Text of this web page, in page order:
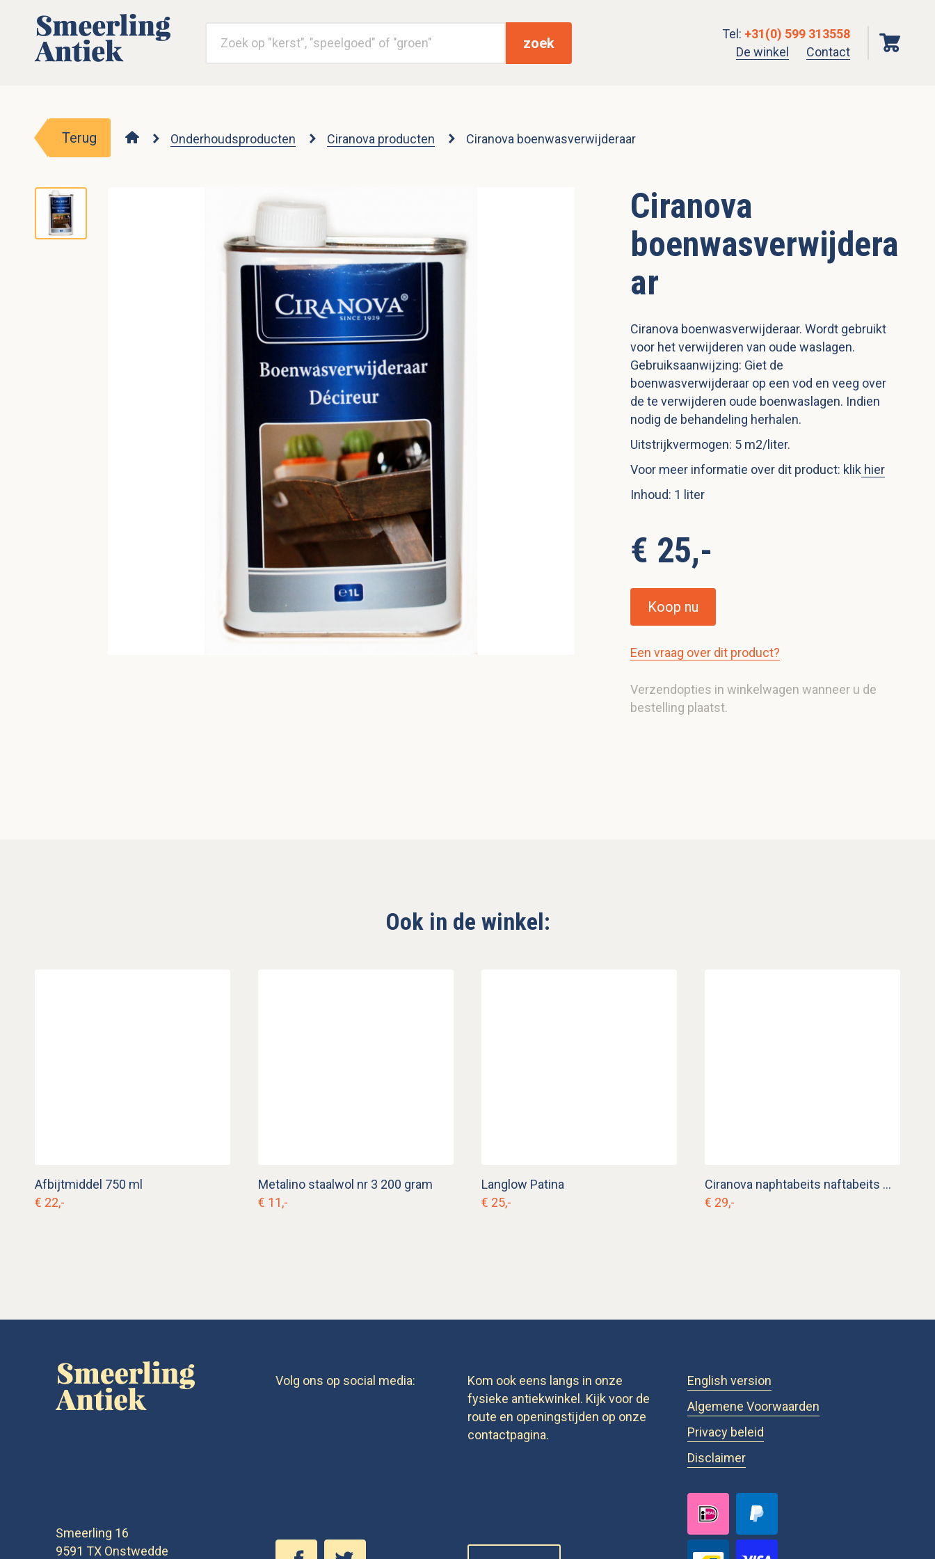
zoek
Tel: +31(0) 599 313558
De winkel
Contact
Terug Onderhoudsproducten Ciranova producten Ciranova boenwasverwijderaar
Ciranova
boenwasverwijdera
ar
Ciranova boenwasverwijderaar. Wordt gebruikt
voor het verwijderen van oude waslagen.
Gebruiksaanwijzing: Giet de
boenwasverwijderaar op een vod en veeg over
de te verwijderen oude boenwaslagen. Indien
nodig de behandeling herhalen.
Uitstrijkvermogen: 5 m2/liter.
Voor meer informatie over dit product: klik hier
Inhoud: 1 liter
€ 25,-
Koop nu
Een vraag over dit product?
Verzendopties in winkelwagen wanneer u de
bestelling plaatst.
Ook in de winkel:
Afbijtmiddel 750 ml
€ 22,-
Metalino staalwol nr 3 200 gram
€ 11,-
Langlow Patina
€ 25,-
Ciranova naphtabeits naftabeits mahonie 1 liter
€ 29,-
Smeerling 16
9591 TX Onstwedde
Volg ons op social media:
Kom ook eens langs in onze
fysieke antiekwinkel. Kijk voor de
route en openingstijden op onze
contactpagina.
English version
Algemene Voorwaarden
Privacy beleid
Disclaimer